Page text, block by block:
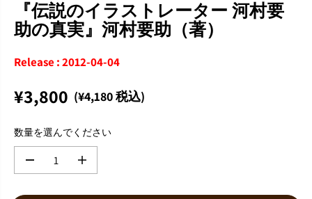
『伝説のイラストレーター 河村要
助の真実』河村要助（著）
Release : 2012-04-04
通
価
格
¥3,800 (¥4,180 税込)
数量を選んでください
数